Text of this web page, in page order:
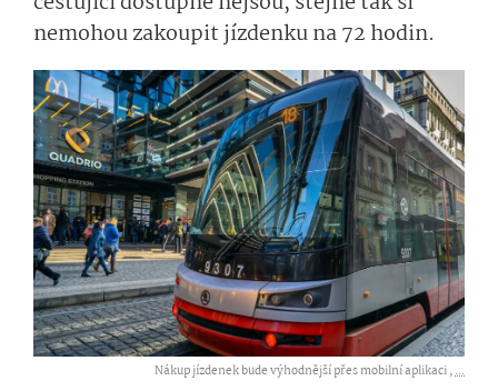
nemohou zakoupit jízdenku na 72 hodin.
Nákup jízdenek bude výhodnější přes mobilní aplikaci ,...